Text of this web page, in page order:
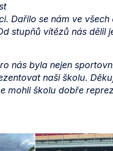
Dařilo se nám ve
stupňů vítězů nás dělil
nás byla nejen
naši školu.
mohli školu dobře